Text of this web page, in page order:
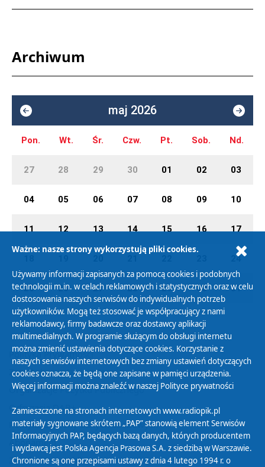
Archiwum
maj 2026
Pon. Wt. Śr. Czw. Pt. Sob. Nd.
27 28 29 30 01 02 03
04 05 06 07 08 09 10
11 12 13 14 15 16 17
24
25 26 27 28 29 30 31
Polityka Prywatności
Zasady korzystania z Serwisu
Organizacje Pożytku Publicznego
Cyfryzacja DAB+
Polityka ochrony danych osobowych
Abonament
Zamówienia publiczne
Ważne: nasze strony wykorzystują pliki cookies.
Używamy informacji zapisanych za pomocą cookies i podobnych
technologii m.in. w celach reklamowych i statystycznych oraz w celu
dostosowania naszych serwisów do indywidualnych potrzeb
użytkowników. Mogą też stosować je współpracujący z nami
reklamodawcy, firmy badawcze oraz dostawcy aplikacji
multimedialnych. W programie służącym do obsługi internetu
można zmienić ustawienia dotyczące cookies. Korzystanie z
naszych serwisów internetowych bez zmiany ustawień dotyczących
cookies oznacza, że będą one zapisane w pamięci urządzenia.
Więcej informacji można znaleźć w naszej Polityce prywatności
Zamieszczone na stronach internetowych www.radiopik.pl
materiały sygnowane skrótem „PAP” stanowią element Serwisów
Informacyjnych PAP, będących bazą danych, których producentem
i wydawcą jest Polska Agencja Prasowa S.A. z siedzibą w Warszawie.
Chronione są one przepisami ustawy z dnia 4 lutego 1994 r. o